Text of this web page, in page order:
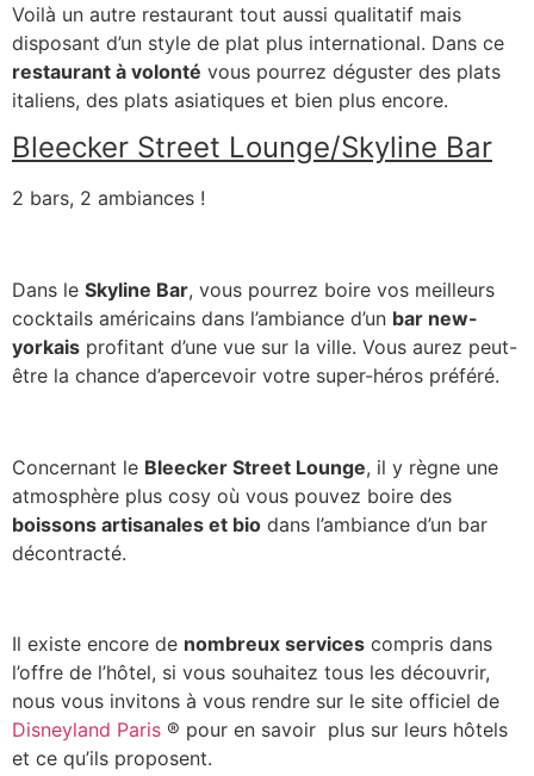
Voilà un autre restaurant tout aussi qualitatif mais
disposant d’un style de plat plus international. Dans ce
restaurant à volonté vous pourrez déguster des plats
italiens, des plats asiatiques et bien plus encore.
Bleecker Street Lounge/Skyline Bar
2 bars, 2 ambiances !
Dans le Skyline Bar, vous pourrez boire vos meilleurs
cocktails américains dans l’ambiance d’un bar new-
yorkais profitant d’une vue sur la ville. Vous aurez peut-
être la chance d’apercevoir votre super-héros préféré.
Concernant le Bleecker Street Lounge, il y règne une
atmosphère plus cosy où vous pouvez boire des
boissons artisanales et bio dans l’ambiance d’un bar
décontracté.
Il existe encore de nombreux services compris dans
l’offre de l’hôtel, si vous souhaitez tous les découvrir,
nous vous invitons à vous rendre sur le site officiel de
Disneyland Paris ® pour en savoir plus sur leurs hôtels
et ce qu’ils proposent.